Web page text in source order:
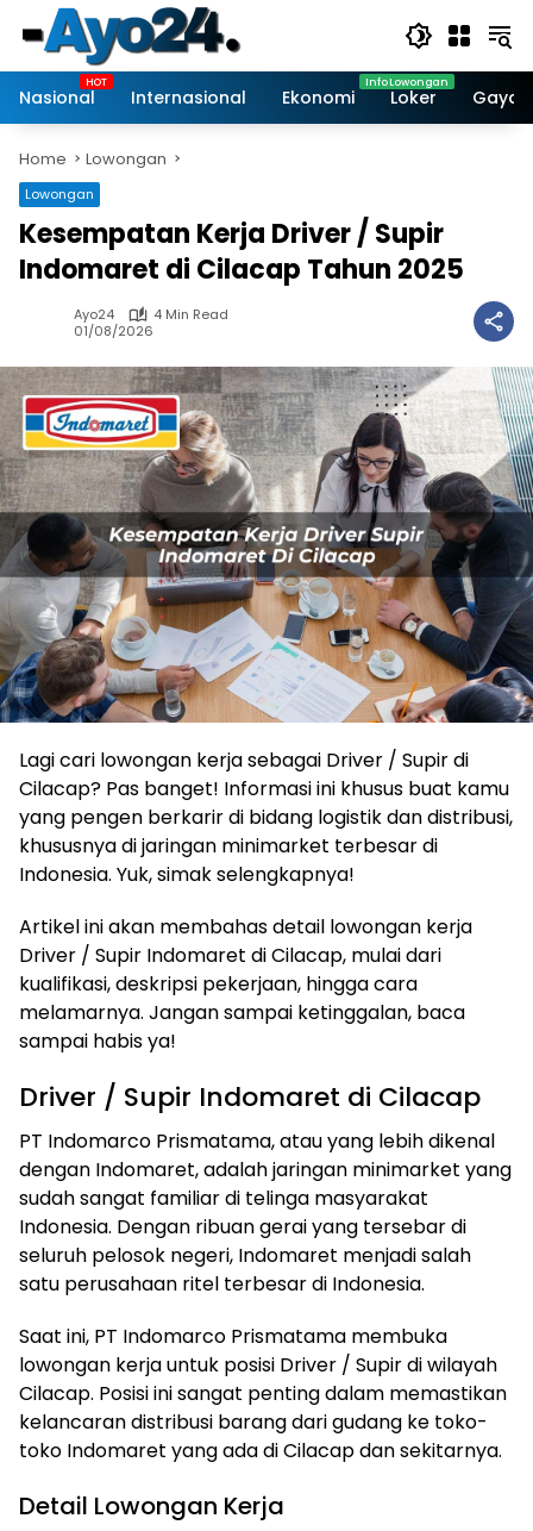
content
Nasional
Internasional Ekonomi Loker Gaya
Home Lowongan
Lowongan
Kesempatan Kerja Driver / Supir
Indomaret di Cilacap Tahun 2025
Ayo24
4 Min Read
01/08/2026
Lagi cari lowongan kerja sebagai Driver / Supir di
Cilacap? Pas banget! Informasi ini khusus buat kamu
yang pengen berkarir di bidang logistik dan distribusi,
khususnya di jaringan minimarket terbesar di
Indonesia. Yuk, simak selengkapnya!
Artikel ini akan membahas detail lowongan kerja
Driver / Supir Indomaret di Cilacap, mulai dari
kualifikasi, deskripsi pekerjaan, hingga cara
melamarnya. Jangan sampai ketinggalan, baca
sampai habis ya!
Driver / Supir Indomaret di Cilacap
PT Indomarco Prismatama, atau yang lebih dikenal
dengan Indomaret, adalah jaringan minimarket yang
sudah sangat familiar di telinga masyarakat
Indonesia. Dengan ribuan gerai yang tersebar di
seluruh pelosok negeri, Indomaret menjadi salah
satu perusahaan ritel terbesar di Indonesia.
Saat ini, PT Indomarco Prismatama membuka
lowongan kerja untuk posisi Driver / Supir di wilayah
Cilacap. Posisi ini sangat penting dalam memastikan
kelancaran distribusi barang dari gudang ke toko-
toko Indomaret yang ada di Cilacap dan sekitarnya.
Detail Lowongan Kerja